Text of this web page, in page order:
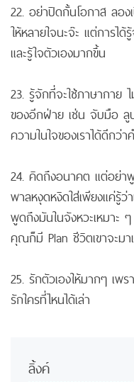
22. อย่าปิดกั้นโอกาส ลอง
ให้หลายใจนะจ๊ะ แต่การได้
และรู้ใจตัวเองมากขึ้น
23. รู้จักที่จะใช้ภาษากาย
ของอีกฝ่าย เช่น จับมือ ลู
ความในใจของเราได้ดีกว่
24. คิดถึงอนาคต แต่อย่า
พาลหงุดหงิดใส่เพียงแค่รู้ว่
พูดถึงมันในจังหวะเหมาะ
คุณก็มี Plan ชีวิตเขาจะมา
25. รักตัวเองให้มากๆ เ
รักใครที่ไหนได้เล่า
ลิ้งค์